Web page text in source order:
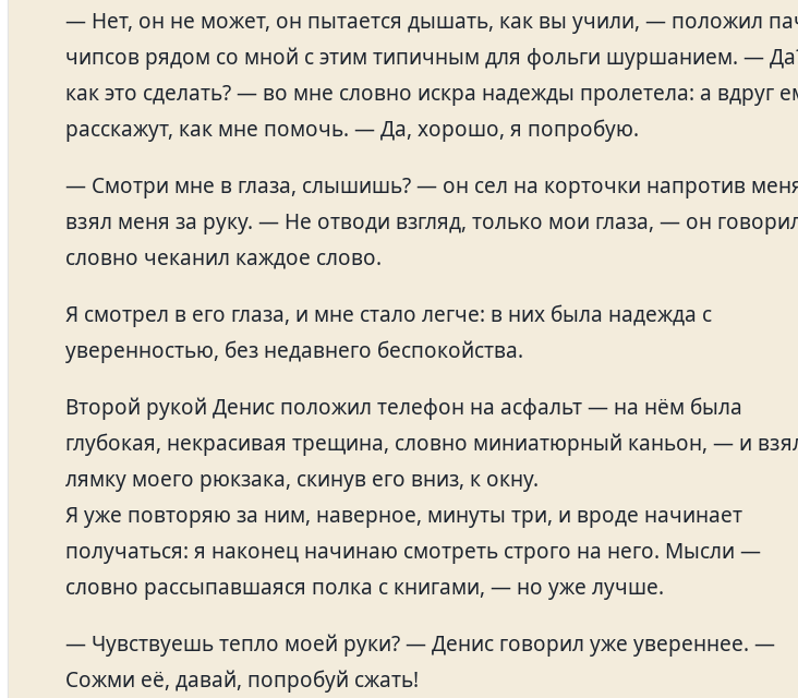
— Нет, он не может, он пытается дышать, как вы учили, — положил
чипсов рядом со мной с этим типичным для фольги шуршанием. —
как это сделать? — во мне словно искра надежды пролетела: а вдруг
расскажут, как мне помочь. — Да, хорошо, я попробую.
— Смотри мне в глаза, слышишь? — он сел на корточки напротив
взял меня за руку. — Не отводи взгляд, только мои глаза, — он
словно чеканил каждое слово.
Я смотрел в его глаза, и мне стало легче: в них была надежда с
уверенностью, без недавнего беспокойства.
Второй рукой Денис положил телефон на асфальт — на нём была
глубокая, некрасивая трещина, словно миниатюрный каньон, — и
лямку моего рюкзака, скинув его вниз, к окну.
Я уже повторяю за ним, наверное, минуты три, и вроде начинает
получаться: я наконец начинаю смотреть строго на него. Мысли —
словно рассыпавшаяся полка с книгами, — но уже лучше.
— Чувствуешь тепло моей руки? — Денис говорил уже увереннее. —
Сожми её, давай, попробуй сжать!